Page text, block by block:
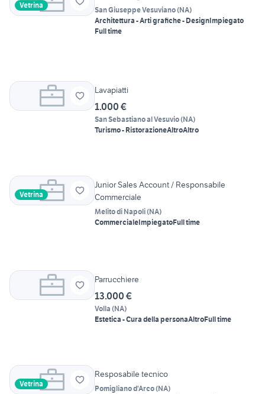
Vetrina
San Giuseppe Vesuviano(NA)
Architettura - Arti grafiche - DesignImpiegato
Full time
Lavapiatti
1.000 €
San Sebastiano al Vesuvio(NA)
Turismo - RistorazioneAltroAltro
Vetrina
Junior Sales Account / Responsabile
Commerciale
Melito di Napoli(NA)
CommercialeImpiegatoFull time
Parrucchiere
13.000 €
Volla (NA)
Estetica - Cura della personaAltroFull time
Vetrina
Resposabile tecnico
Pomigliano d'Arco(NA)